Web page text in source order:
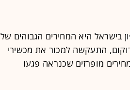
בישראל היא המחירים הגבוהים של
התעקשה למכור את מכשירי
מופרזים שכנראה פגעו